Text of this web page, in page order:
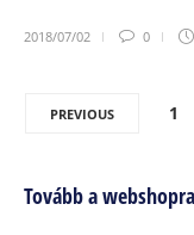
2018/07/02 0
PREVIOUS 1
Tovább a webshopra